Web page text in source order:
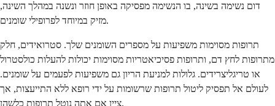
דום נשימה בשינה, בו הנשימה מפסיקה באופן חוזר ונשנה במהלך השינה,
מזיק במיוחד לפרופילי שומנים.
תרופות מסוימות משפיעות על מספרים השומנים שלך. סטרואידים, חלק
מתרופות לחץ דם, ותרופות פסיכיאטריות מסוימות יכולות להעלות כולסטרול
או טריגליצרידים. גלולות למניעת הריון גם משפיעות לפעמים על שומנים.
לעולם אל תפסיק ליטול תרופות שרשומות על ידי רופא ללא התייעצות, אך
ציין אם אתה נוטל תרופות כלשהן.